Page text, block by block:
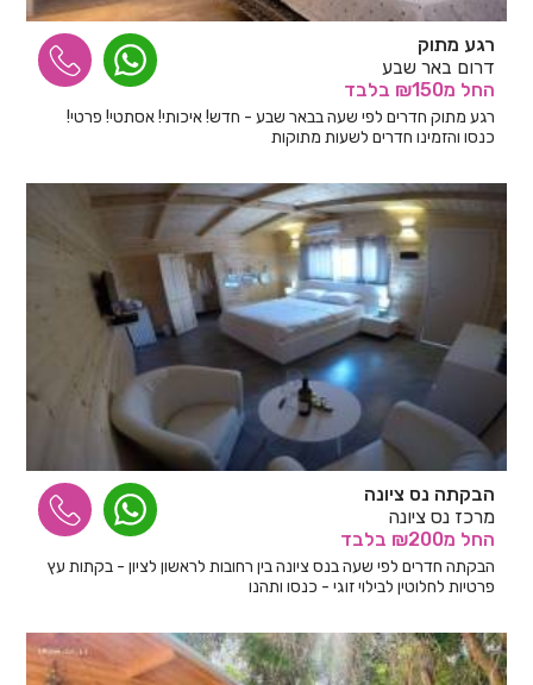
רגע מתוק
דרום באר שבע
החל מ₪150 בלבד
רגע מתוק חדרים לפי שעה בבאר שבע - חדש! איכותי! אסתטי! פרטי!
כנסו והזמינו חדרים לשעות מתוקות
הבקתה נס ציונה
מרכז נס ציונה
החל מ₪200 בלבד
הבקתה חדרים לפי שעה בנס ציונה בין רחובות לראשון לציון - בקתות עץ
פרטיות לחלוטין לבילוי זוגי - כנסו ותהנו